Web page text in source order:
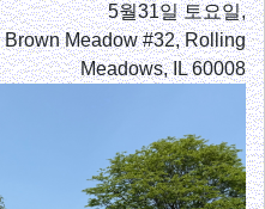
5월31일 토요일,
Meadow #32, Rolling
Meadows, IL 60008